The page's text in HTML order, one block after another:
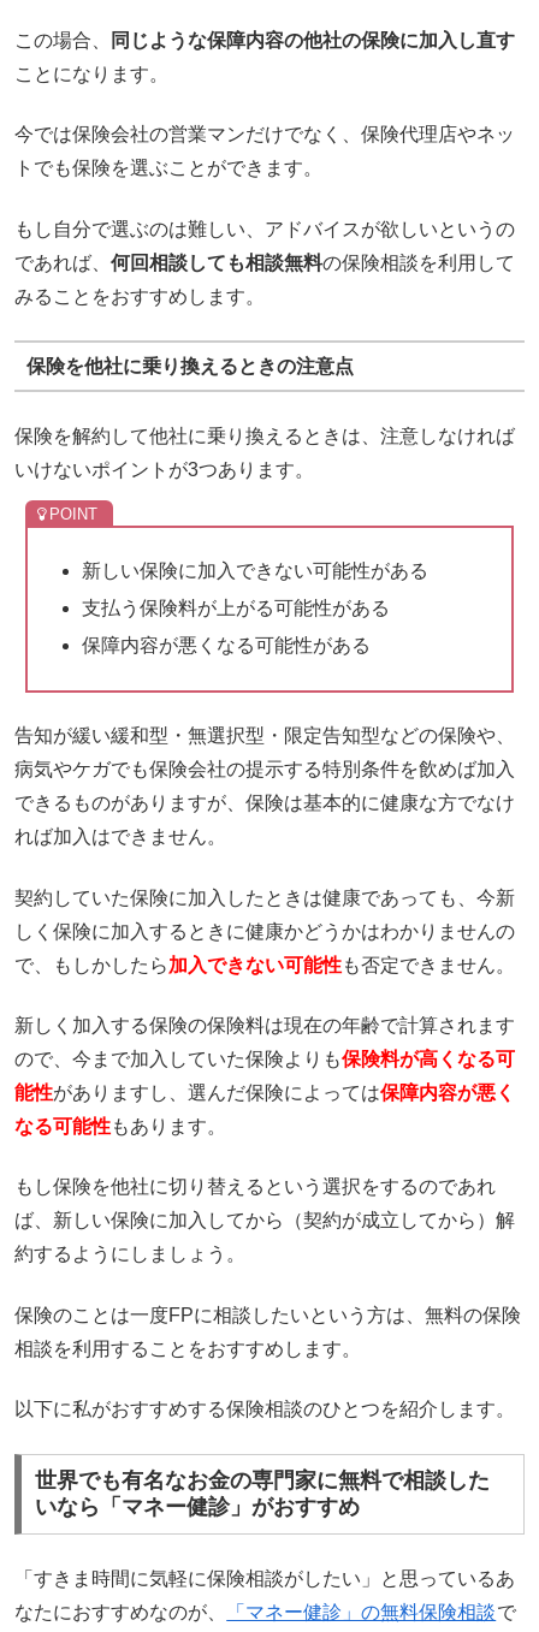
この場合、
同じような保障内容の他社の保険に加入し直す
ことになります。
今では保険会社の営業マンだけでなく、保険代理店やネッ
トでも保険を選ぶことができます。
もし自分で選ぶのは難しい、アドバイスが欲しいというの
であれば、何回相談しても相談無料の保険相談を利用して
みることをおすすめします。
保険を他社に乗り換えるときの注意点
保険を解約して他社に乗り換えるときは、注意しなければ
いけないポイントが3つあります。
新しい保険に加入できない可能性がある
支払う保険料が上がる可能性がある
保障内容が悪くなる可能性がある
告知が緩い緩和型・無選択型・限定告知型などの保険や、
病気やケガでも保険会社の提示する特別条件を飲めば加入
できるものがありますが、保険は基本的に健康な方でなけ
れば加入はできません。
契約していた保険に加入したときは健康であっても、今新
しく保険に加入するときに健康かどうかはわかりませんの
で、もしかしたら加入できない可能性も否定できません。
新しく加入する保険の保険料は現在の年齢で計算されます
ので、今まで加入していた保険よりも保険料が高くなる可
能性がありますし、選んだ保険によっては保障内容が悪く
なる可能性もあります。
もし保険を他社に切り替えるという選択をするのであれ
ば、新しい保険に加入してから（契約が成立してから）解
約するようにしましょう。
保険のことは一度FPに相談したいという方は、無料の保険
相談を利用することをおすすめします。
以下に私がおすすめする保険相談のひとつを紹介します。
世界でも有名なお金の専門家に無料で相談した
いなら「マネー健診」がおすすめ
「すきま時間に気軽に保険相談がしたい」と思っているあ
なたにおすすめなのが、
「マネー健診」の無料保険相談で